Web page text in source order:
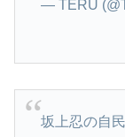
— TERU
坂上忍の自